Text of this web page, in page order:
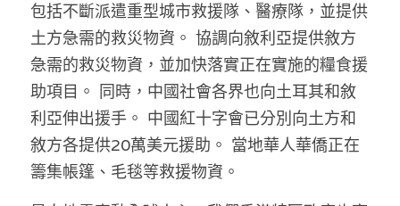
曾子晴 - 晴深直說
龔靜儀大律師專欄
陳貴春大律師專欄
陳子遷律師專欄
包括不斷派遣重型城市救援隊、醫療隊，並提供
土方急需的救災物資。 協調向敘利亞提供敘方
急需的救災物資，並加快落實正在實施的糧食援
助項目。 同時，中國社會各界也向土耳其和敘
利亞伸出援手。 中國紅十字會已分別向土方和
敘方各提供20萬美元援助。 當地華人華僑正在
籌集帳篷、毛毯等救援物資。